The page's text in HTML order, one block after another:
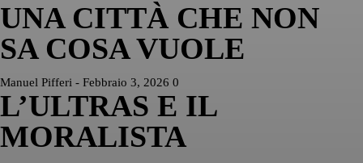
UNA CITTÀ CHE NON
SA COSA VUOLE
Manuel Pifferi - Febbraio 3, 2026 0
L’ULTRAS E IL
MORALISTA